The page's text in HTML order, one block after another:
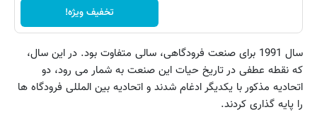
تخفیف ویژه!
سال 1991 برای صنعت فرودگاهی، سالی متفاوت بود. در این سال،
که نقطه عطفی در تاریخ حیات این صنعت به شمار می رود، دو
اتحادیه مذکور با یکدیگر ادغام شدند و اتحادیه بین المللی فرودگاه ها
را پایه گذاری کردند.